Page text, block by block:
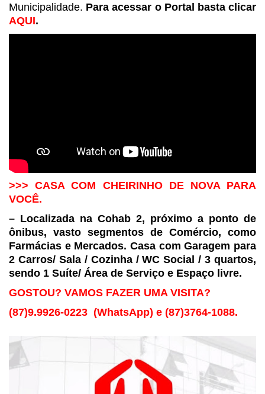
Municipalidade. Para acessar o Portal basta clicar
AQUI.
>>> CASA COM CHEIRINHO DE NOVA PARA
VOCÊ.
– Localizada na Cohab 2, próximo a ponto de
ônibus, vasto segmentos de Comércio, como
Farmácias e Mercados. Casa com Garagem para
2 Carros/Sala / Cozinha / WC Social / 3 quartos,
sendo 1 Suíte/ Área de Serviço e Espaço livre.
GOSTOU? VAMOS FAZER UMA VISITA?
(87)9.9926-0223 (WhatsApp) e (87)3764-1088.